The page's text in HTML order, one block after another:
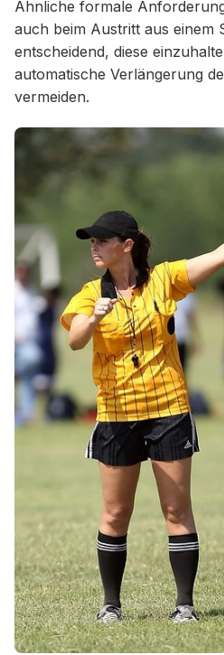
Ähnliche formale
auch beim Austritt aus einem
entscheidend, diese
automatische Verlängerung
vermeiden.